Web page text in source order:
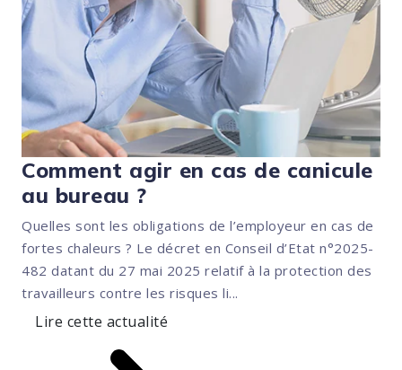
Comment agir en cas de canicule
au bureau ?
Quelles sont les obligations de l’employeur en cas de
fortes chaleurs ? Le décret en Conseil d’Etat n°2025-
482 datant du 27 mai 2025 relatif à la protection des
travailleurs contre les risques li...
Lire cette actualité